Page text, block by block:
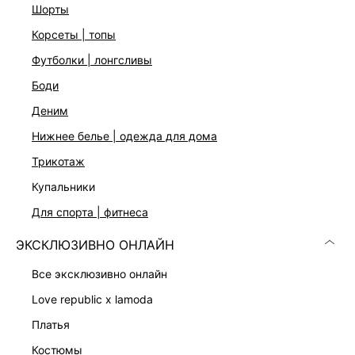
шорты
корсеты | топы
футболки | лонгсливы
боди
деним
нижнее белье | одежда для дома
трикотаж
купальники
для спорта | фитнеса
ЭКСКЛЮЗИВНО ОНЛАЙН
все эксклюзивно онлайн
love republic x lamoda
платья
костюмы
Три цвета: черный, коричневый и кремовый
На модели размер 44. Крой модели соответствует
стандартному размеру
ДОСТАВКА И ВОЗВРАТ
Подробные условия доставки и возврата
Скачать
КАТАЛОГ